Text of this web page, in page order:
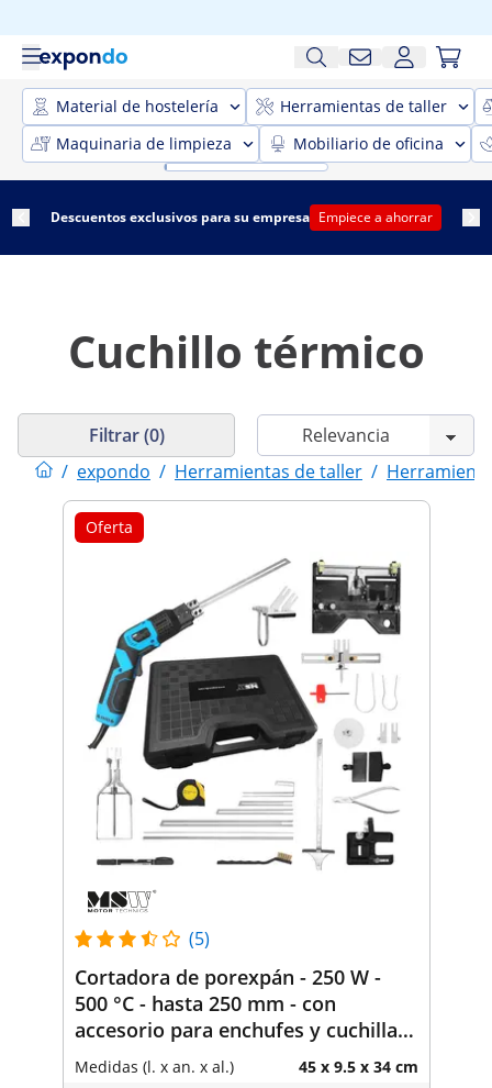
Material de hostelería
Herramientas de taller
Maquinaria de limpieza
Mobiliario de oficina
Descuentos exclusivos para su empresa Empiece a ahorrar
Cuchillo térmico
/ expondo / Herramientas de taller /
Filtrar (0)
Oferta
(5)
Cortadora de porexpán - 250 W -
500 °C - hasta 250 mm - con
accesorio para enchufes y cuchillas
adicionales
Medidas (l. x an. x al.) 45 x 9.5 x 34 cm